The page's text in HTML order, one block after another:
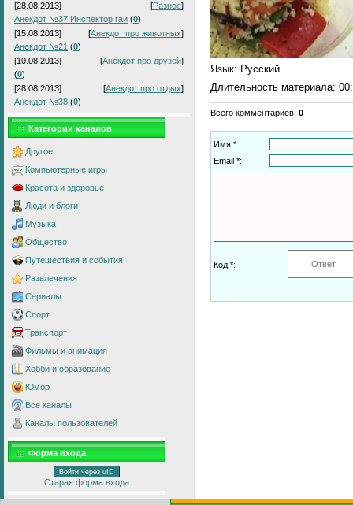
[28.08.2013]
[Разное]
Анекдот №37 Инспектор гаи (0)
[15.08.2013]
[Анекдот про животных]
Анекдот №21 (0)
[10.08.2013]
[Анекдот про друзей]
(0)
[28.08.2013]
[Анекдот про отдых]
Анекдот №38 (0)
Категории каналов
Другое
Компьютерные игры
Красота и здоровье
Люди и блоги
Музыка
Общество
Путешествия и события
Развлечения
Сериалы
Спорт
Транспорт
Фильмы и анимация
Хобби и образование
Юмор
Все каналы
Каналы пользователей
Форма входа
Войти через uID
Старая форма входа
Язык: Русский
Длительность материала:
Всего комментариев: 0
Имя *:
Email *:
Код *: